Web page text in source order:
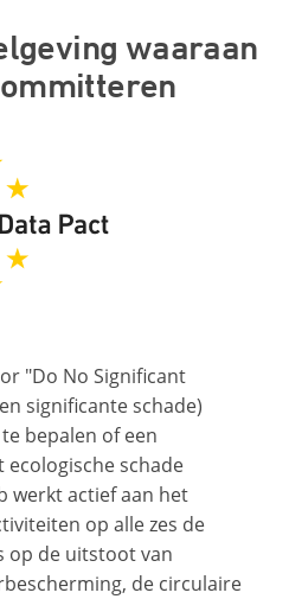
waaraan
"Do No Significant
significante schade)
bepalen of een
schade
werkt actief aan het
op alle zes de
op de uitstoot van
de circulaire